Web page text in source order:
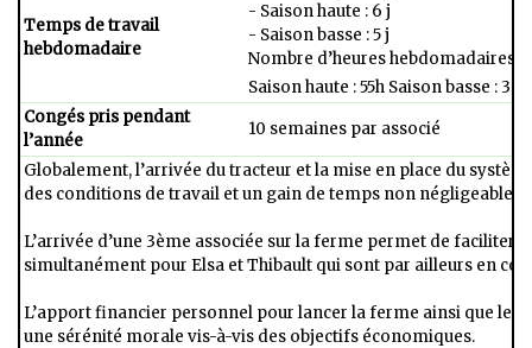
Temps de travail
hebdomadaire
- Saison haute : 6 j ​
- Saison basse : 5 j​
Nombre d’heures hebdomadaires :​
Saison haute : 55h ​Saison basse : 30h
Congés pris pendant
l’année
10 semaines par associé
Globalement, l’arrivée du tracteur et la mise en​ place du
des conditions de travail et​ un gain de temps non négligeable.
L’arrivée​ d’une 3ème associée sur la ferme permet de​ faciliter
simultanément pour Elsa et Thibault qui sont​ par ailleurs en
L’apport financier personnel pour lancer la​ ferme ainsi que le
une sérénité morale vis-à-​vis des objectifs économiques.​